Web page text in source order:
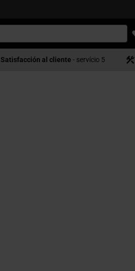
Satisfacción al cliente - servício 5